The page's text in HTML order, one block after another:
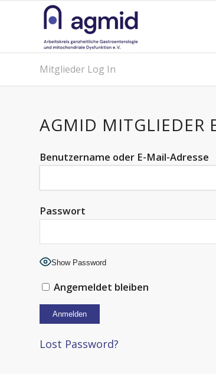
Mitglieder Log In
AGMID MITGLIEDER
Benutzername oder E-Mail-Adresse
Passwort
Show Password
Angemeldet bleiben
Alternative:
Lost Password?